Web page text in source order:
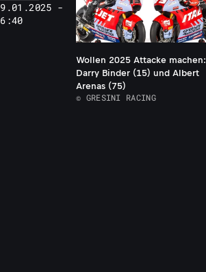
-
Wollen 2025 Attacke machen:
Darry Binder (15) und Albert
Arenas (75)
© GRESINI RACING